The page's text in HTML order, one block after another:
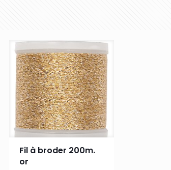
Fil à broder 200m.
or